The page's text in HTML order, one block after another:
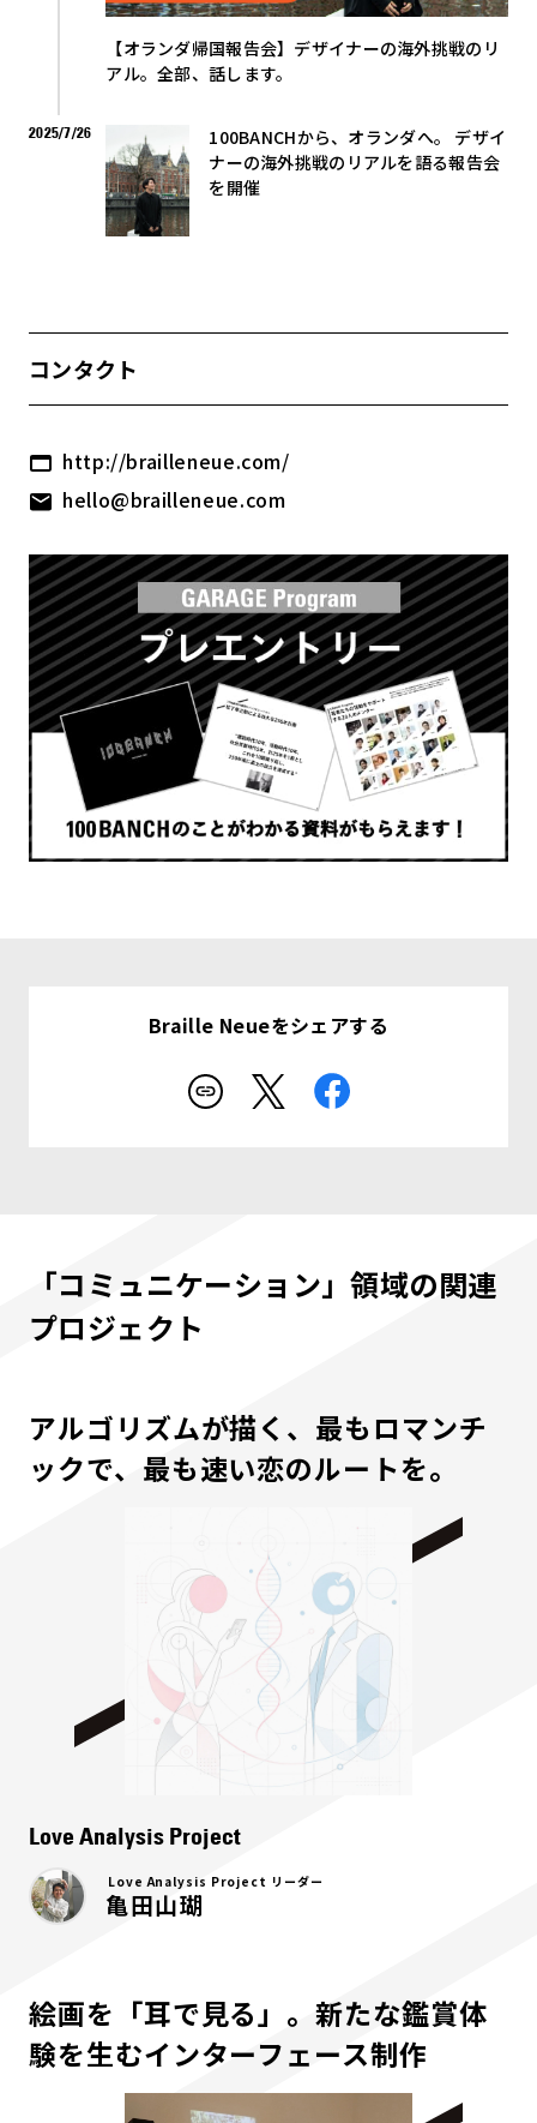
【オランダ帰国報告会】デザイナーの海外挑戦のリ
アル。全部、話します。
2025/7/26
100BANCHから、オランダへ。 デザイ
ナーの海外挑戦のリアルを語る報告会
を開催
コンタクト
http://brailleneue.com/
hello@brailleneue.com
Braille Neueをシェアする
「コミュニケーション」領域の関連
プロジェクト
アルゴリズムが描く、最もロマンチ
ックで、最も速い恋のルートを。
Love Analysis Project
Love Analysis Project リーダー
亀田山瑚
絵画を「耳で見る」。新たな鑑賞体
験を生むインターフェース制作